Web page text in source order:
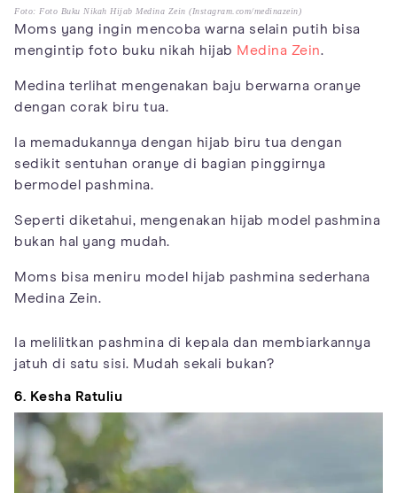
Foto: Foto Buku Nikah Hijab Medina Zein (Instagram.com/medinazein)
Moms yang ingin mencoba warna selain putih bisa
mengintip foto buku nikah hijab Medina Zein.
Medina terlihat mengenakan baju berwarna oranye
dengan corak biru tua.
Ia memadukannya dengan hijab biru tua dengan
sedikit sentuhan oranye di bagian pinggirnya
bermodel pashmina.
Seperti diketahui, mengenakan hijab model pashmina
bukan hal yang mudah.
Moms bisa meniru model hijab pashmina sederhana
Medina Zein.
Ia melilitkan pashmina di kepala dan membiarkannya
jatuh di satu sisi. Mudah sekali bukan?
6. Kesha Ratuliu